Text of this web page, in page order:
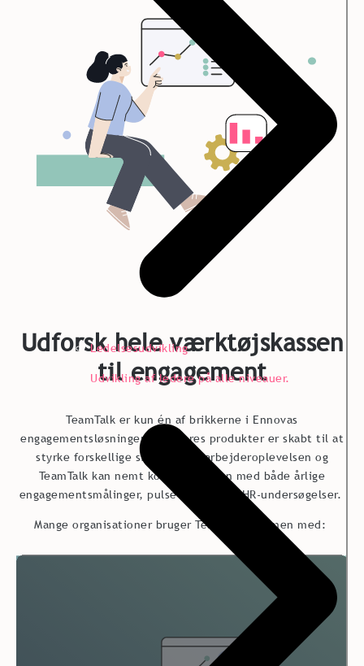
Ledelsesudvikling
Udvikling af ledere på alle niveauer.
Udforsk hele værktøjskassen
til engagement
TeamTalk er kun én af brikkerne i Ennovas
engagementsløsninger. Alle vores produkter er skabt til at
styrke forskellige sider af medarbejderoplevelsen og
TeamTalk kan nemt kobles sammen med både årlige
engagementsmålinger, pulse surveys og HR-undersøgelser.
Mange organisationer bruger TeamTalk sammen med: